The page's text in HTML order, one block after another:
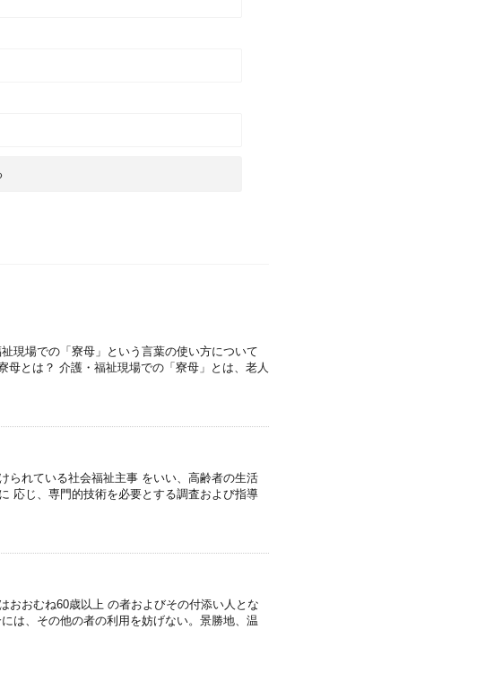
現場での「寮母」という言葉の使い方について
とは？ 介護・福祉現場での「寮母」とは、老人
れている社会福祉主事 をいい、高齢者の生活
応じ、専門的技術を必要とする調査および指導
おおむね60歳以上 の者およびその付添い人とな
は、その他の者の利用を妨げない。景勝地、温